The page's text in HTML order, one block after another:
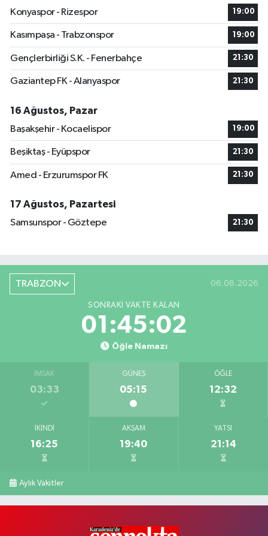
Konyaspor - Rizespor
19:00
Kasımpaşa - Trabzonspor 19:00
Gençlerbirliği S.K. - Fenerbahçe 21:30
Gaziantep FK - Alanyaspor 21:30
16 Ağustos, Pazar
Başakşehir - Kocaelispor
19:00
Beşiktaş - Eyüpspor 21:30
Amed - Erzurumspor FK 21:30
17 Ağustos, Pazartesi
Samsunspor - Göztepe
21:30
TRABZON 06.08.2026
SONRAKI VAKTE KALAN
01:45:02
Öğle Namazı
İMSAK
03:33
GÜNEŞ
05:15
ÖĞLE
12:32
İKINDI
16:25
AKŞAM
19:40
YATSI
21:14
Aylık Vakitler